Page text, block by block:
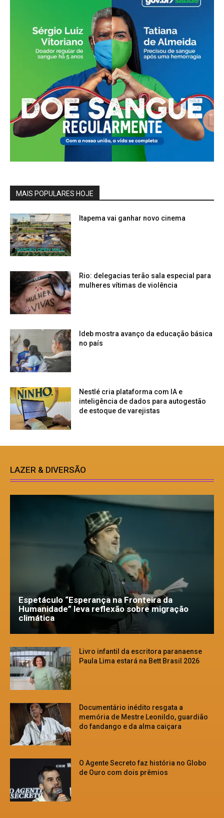
MAIS POPULARES HOJE
Itapema vai ganhar novo cinema
Rio: delegacias terão sala especial para
mulheres vítimas de violência
Ideb mostra avanço da educação básica
no país
Nestlé cria plataforma com IA e
inteligência de dados para autogestão
de estoque de varejistas
LAZER & DIVERSÃO
Espetáculo “Esperança na Fronteira da
Humanidade” leva reflexão sobre migração
climática
Livro infantil da escritora paranaense
Paula Lima estará na Bett Brasil 2026
Documentário inédito resgata a
memória de Mestre Leonildo, guardião
do fandango e da alma caiçara
O Agente Secreto faz história no Globo
de Ouro com dois prêmios